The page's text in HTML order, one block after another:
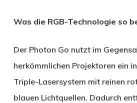
Was die RGB-Technologie so
Der Photon Go nutzt im
herkömmlichen Projektoren ein
Triple-Lasersystem mit reinen
blauen Lichtquellen. Dadurch